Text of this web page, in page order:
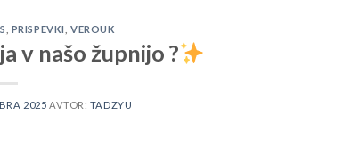
PRISPEVKI VEROUK
v našo župnijo ?
2025 AVTOR: TADZYU